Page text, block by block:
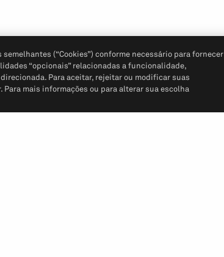
(“Cookies”) conforme necessário para fornecer
“opcionais” relacionadas a funcionalidade,
Para aceitar, rejeitar ou modificar suas
mais informações ou para alterar sua escolha